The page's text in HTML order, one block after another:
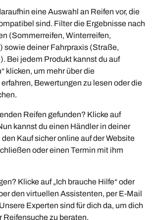
eine Auswahl an Reifen vor, die
sind. Filter die Ergebnisse nach
(Sommerreifen, Winterreifen,
sowie deiner Fahrpraxis (Straße,
Bei jedem Produkt kannst du auf
klicken, um mehr über die
Bewertungen zu lesen oder die
Reifen gefunden? Klicke auf
kannst du einen Händler in deiner
Kauf sicher online auf der Website
oder einen Termin mit ihm
Klicke auf „Ich brauche Hilfe“ oder
den virtuellen Assistenten, per E-Mail
Experten sind für dich da, um dich
Reifensuche zu beraten.